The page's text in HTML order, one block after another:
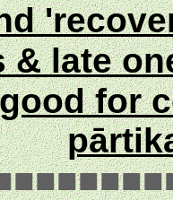
& late
good for